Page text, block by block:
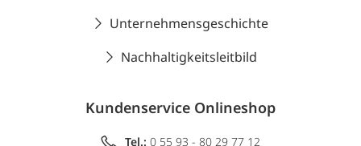
Unternehmensgeschichte
Nachhaltigkeitsleitbild
Kundenservice Onlineshop
Tel.: 0 55 93 - 80 29 77 12